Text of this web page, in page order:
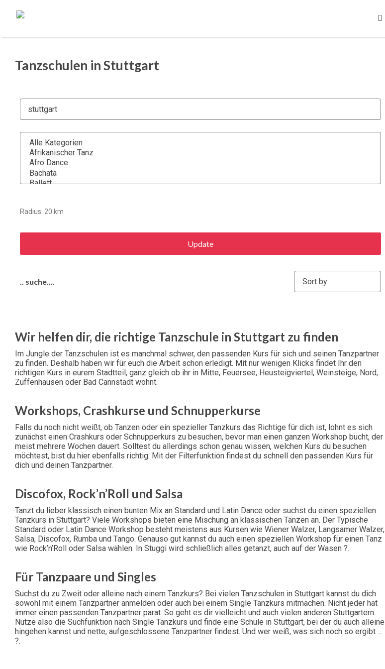
Tanzschulen in Stuttgart
Radius: 20 km
Update
.. suche....
Sort by:
Wir helfen dir, die richtige Tanzschule in Stuttgart zu finden
Im Jungle der Tanzschulen ist es manchmal schwer, den passenden Kurs für sich und seinen Tanzpartner
zu finden. Deshalb haben wir für euch die Arbeit schon erledigt. Mit nur wenigen Klicks findet Ihr den
richtigen Kurs in eurem Stadtteil, ganz gleich ob ihr in Mitte, Feuersee, Heusteigviertel, Weinsteige, Nord,
Zuffenhausen oder Bad Cannstadt wohnt.
Workshops, Crashkurse und Schnupperkurse
Falls du noch nicht weißt, ob Tanzen oder ein spezieller Tanzkurs das Richtige für dich ist, lohnt es sich
zunächst einen Crashkurs oder Schnupperkurs zu besuchen, bevor man einen ganzen Workshop bucht, der
meist mehrere Wochen dauert. Solltest du allerdings schon genau wissen, welchen Kurs du besuchen
möchtest, bist du hier ebenfalls richtig. Mit der Filterfunktion findest du schnell den passenden Kurs für
dich und deinen Tanzpartner.
Discofox, Rock’n’Roll und Salsa
Tanzt du lieber klassisch einen bunten Mix an Standard und Latin Dance oder suchst du einen speziellen
Tanzkurs in Stuttgart? Viele Workshops bieten eine Mischung an klassischen Tänzen an. Der Typische
Standard oder Latin Dance Workshop besteht meistens aus Kursen wie Wiener Walzer, Langsamer Walzer,
Salsa, Discofox, Rumba und Tango. Genauso gut kannst du auch einen speziellen Workshop für einen Tanz
wie Rock’n’Roll oder Salsa wählen. In Stuggi wird schließlich alles getanzt, auch auf der Wasen ?.
Für Tanzpaare und Singles
Suchst du zu Zweit oder alleine nach einem Tanzkurs? Bei vielen Tanzschulen in Stuttgart kannst du dich
sowohl mit einem Tanzpartner anmelden oder auch bei einem Single Tanzkurs mitmachen. Nicht jeder hat
immer einen passenden Tanzpartner parat. So geht es dir vielleicht und auch vielen anderen Stuttgartern.
Nutze also die Suchfunktion nach Single Tanzkurs und finde eine Schule in Stuttgart, bei der du auch alleine
hingehen kannst und nette, aufgeschlossene Tanzpartner findest. Und wer weiß, was sich noch so ergibt …
?.